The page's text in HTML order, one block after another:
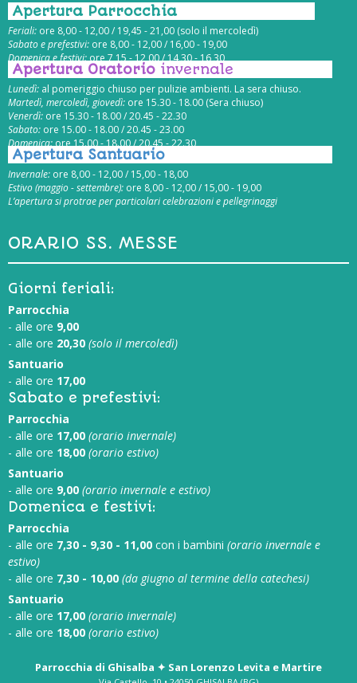
Apertura Parrocchia
Feriali: ore 8,00 - 12,00 / 19,45 - 21,00 (solo il mercoledì)
Sabato e prefestivi: ore 8,00 - 12,00 / 16,00 - 19,00
Domenica e festivi:ore 7,15 - 12,00 / 14,30 - 16,30
Apertura Oratorio invernale
Lunedì: al pomeriggio chiuso per pulizie ambienti. La sera chiuso.
Martedì, mercoledì, giovedì: ore 15.30 - 18.00 (Sera chiuso)
Venerdì: ore 15.30 - 18.00 / 20.45 - 22.30
Sabato: ore 15.00 - 18.00 / 20.45 - 23.00
Domenica:ore 15.00 - 18.00 / 20.45 - 22.30
Apertura Santuario
Invernale: ore 8,00 - 12,00 / 15,00 - 18,00
Estivo (maggio - settembre): ore 8,00 - 12,00 / 15,00 - 19,00
L’apertura si protrae per particolari celebrazioni e pellegrinaggi
ORARIO SS. MESSE
Giorni feriali:
Parrocchia
- alle ore 9,00
- alle ore 20,30 (solo il mercoledì)
Santuario
- alle ore 17,00
Sabato e prefestivi:
Parrocchia
- alle ore 17,00 (orario invernale)
- alle ore 18,00 (orario estivo)
Santuario
- alle ore 9,00 (orario invernale e estivo)
Domenica e festivi:
Parrocchia
- alle ore 7,30 - 9,30 - 11,00 con i bambini (orario invernale e
estivo)
- alle ore 7,30 - 10,00 (da giugno al termine della catechesi)
Santuario
- alle ore 17,00 (orario invernale)
- alle ore 18,00 (orario estivo)
Parrocchia di Ghisalba ✦ San Lorenzo Levita e Martire